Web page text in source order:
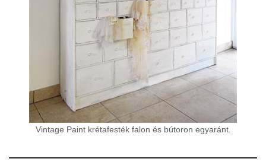
Vintage Paint krétafesték falon és bútoron egyaránt.